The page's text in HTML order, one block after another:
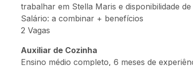
trabalhar em Stella Maris e disponibilidade
Salário: a combinar + benefícios
2 Vagas
Auxiliar de Cozinha
Ensino médio completo, 6 meses de